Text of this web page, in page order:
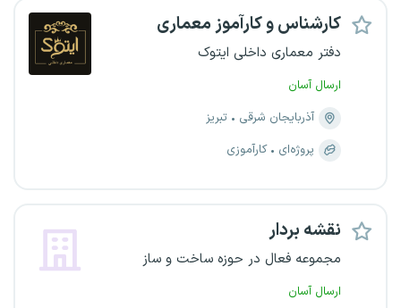
کارشناس و کارآموز معماری
دفتر معماری داخلی ایتوک
ارسال آسان
آذربایجان شرقی
تبریز
پروژه‌ای
کارآموزی
نقشه بردار
مجموعه فعال در حوزه ساخت و ساز
ارسال آسان